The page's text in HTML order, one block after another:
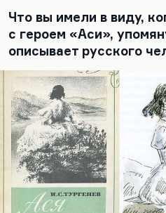
Что вы имели в виду,
с героем «Аси»,
описывает русского